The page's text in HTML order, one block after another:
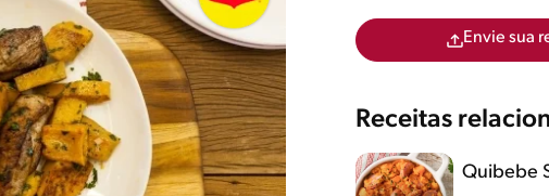
Envie sua
Receitas
Quibebe